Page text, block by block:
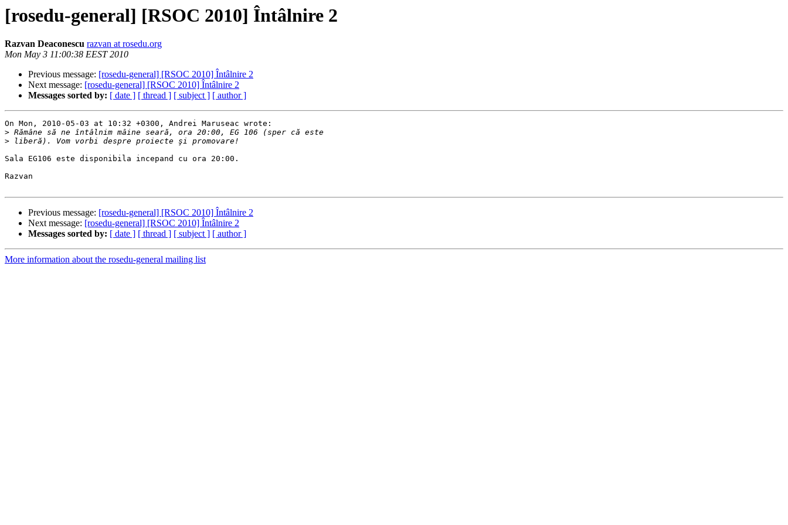
[rosedu-general] [RSOC 2010] Întâlnire 2
Razvan Deaconescu razvan at rosedu.org
Mon May 3 11:00:38 EEST 2010
Previous message: [rosedu-general] [RSOC 2010] Întâlnire 2
Next message: [rosedu-general] [RSOC 2010] Întâlnire 2
Messages sorted by: [ date ] [ thread ] [ subject ] [ author ]
On Mon, 2010-05-03 at 10:32 +0300, Andrei Maruseac wrote:
>
>
Sala EG106 este disponibila incepand cu ora 20:00.
Razvan
Previous message: [rosedu-general] [RSOC 2010] Întâlnire 2
Next message: [rosedu-general] [RSOC 2010] Întâlnire 2
Messages sorted by: [ date ] [ thread ] [ subject ] [ author ]
More information about the rosedu-general mailing list